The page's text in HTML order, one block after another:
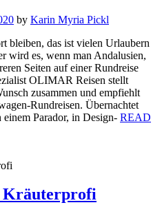
by Karin Myria Pickl
bleiben, das ist vielen Urlaubern
wird es, wenn man Andalusien,
Seiten auf einer Rundreise
OLIMAR Reisen stellt
zusammen und empfiehlt
Rundreisen. Übernachtet
Parador, in Design- READ
Kräuterprofi